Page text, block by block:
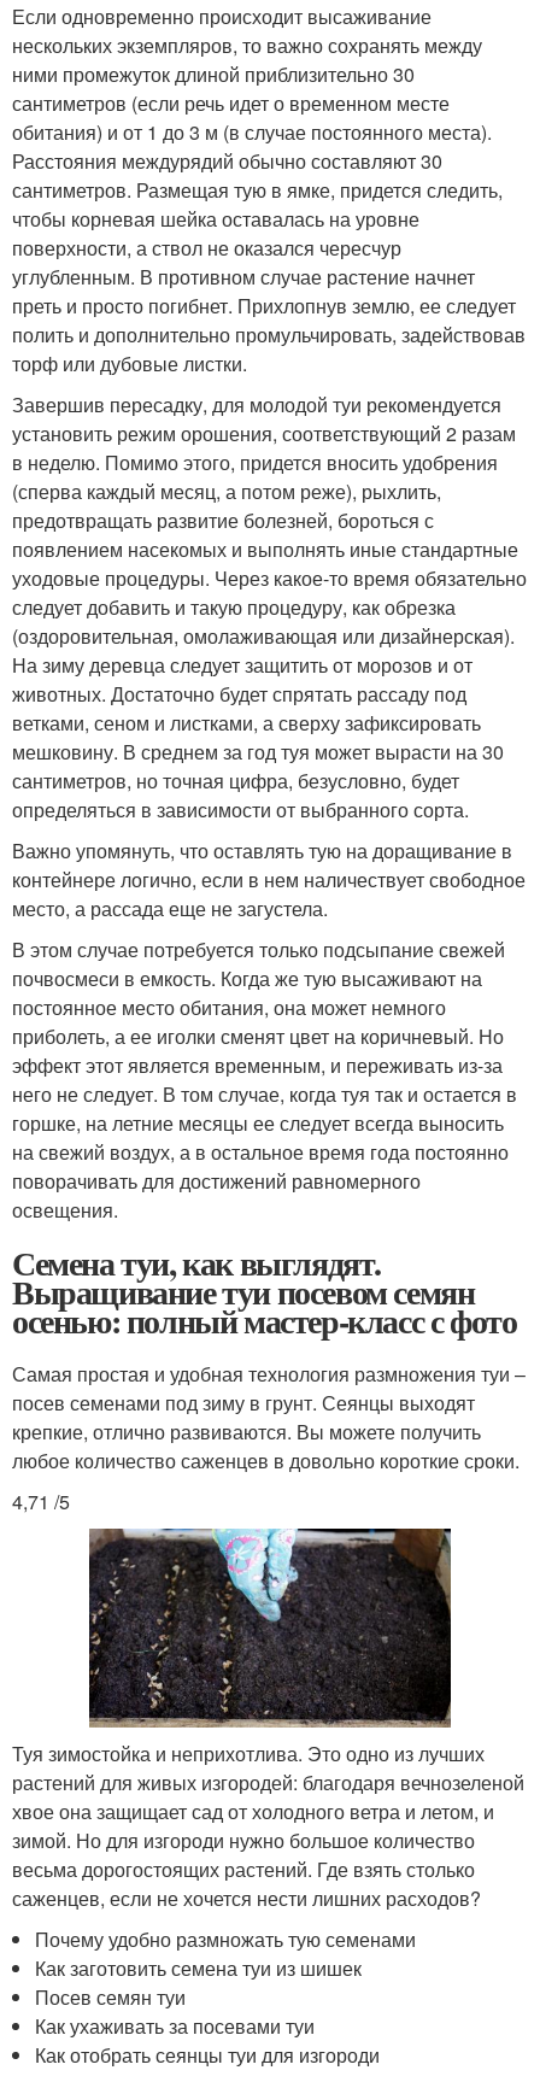
Если одновременно происходит высаживание
нескольких экземпляров, то важно сохранять между
ними промежуток длиной приблизительно 30
сантиметров (если речь идет о временном месте
обитания) и от 1 до 3 м (в случае постоянного места).
Расстояния междурядий обычно составляют 30
сантиметров. Размещая тую в ямке, придется следить,
чтобы корневая шейка оставалась на уровне
поверхности, а ствол не оказался чересчур
углубленным. В противном случае растение начнет
преть и просто погибнет. Прихлопнув землю, ее следует
полить и дополнительно промульчировать, задействовав
торф или дубовые листки.
Завершив пересадку, для молодой туи рекомендуется
установить режим орошения, соответствующий 2 разам
в неделю. Помимо этого, придется вносить удобрения
(сперва каждый месяц, а потом реже), рыхлить,
предотвращать развитие болезней, бороться с
появлением насекомых и выполнять иные стандартные
уходовые процедуры. Через какое-то время обязательно
следует добавить и такую процедуру, как обрезка
(оздоровительная, омолаживающая или дизайнерская).
На зиму деревца следует защитить от морозов и от
животных. Достаточно будет спрятать рассаду под
ветками, сеном и листками, а сверху зафиксировать
мешковину. В среднем за год туя может вырасти на 30
сантиметров, но точная цифра, безусловно, будет
определяться в зависимости от выбранного сорта.
Важно упомянуть, что оставлять тую на доращивание в
контейнере логично, если в нем наличествует свободное
место, а рассада еще не загустела.
В этом случае потребуется только подсыпание свежей
почвосмеси в емкость. Когда же тую высаживают на
постоянное место обитания, она может немного
приболеть, а ее иголки сменят цвет на коричневый. Но
эффект этот является временным, и переживать из-за
него не следует. В том случае, когда туя так и остается в
горшке, на летние месяцы ее следует всегда выносить
на свежий воздух, а в остальное время года постоянно
поворачивать для достижений равномерного
освещения.
Семена туи, как выглядят.
Выращивание туи посевом семян
осенью: полный мастер-класс с фото
Самая простая и удобная технология размножения туи –
посев семенами под зиму в грунт. Сеянцы выходят
крепкие, отлично развиваются. Вы можете получить
любое количество саженцев в довольно короткие сроки.
4,71 /5
Туя зимостойка и неприхотлива. Это одно из лучших
растений для живых изгородей: благодаря вечнозеленой
хвое она защищает сад от холодного ветра и летом, и
зимой. Но для изгороди нужно большое количество
весьма дорогостоящих растений. Где взять столько
саженцев, если не хочется нести лишних расходов?
Почему удобно размножать тую семенами
Как заготовить семена туи из шишек
Посев семян туи
Как ухаживать за посевами туи
Как отобрать сеянцы туи для изгороди